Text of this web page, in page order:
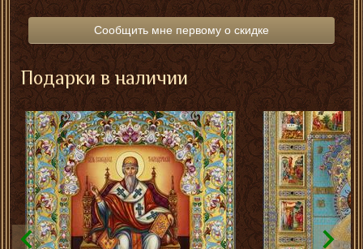
Сообщить мне первому о скидке
Подарки в наличии